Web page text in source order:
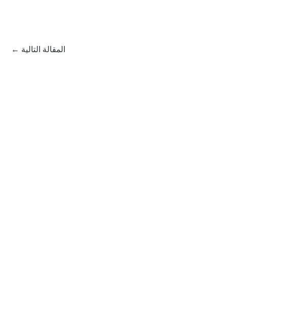
المقالة التالية ←